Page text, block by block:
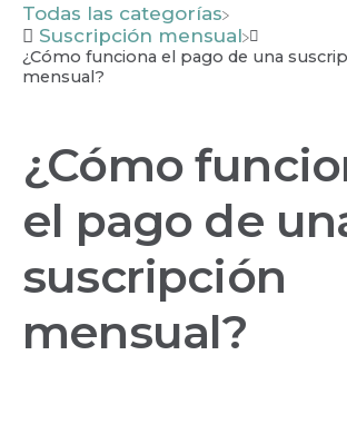
Todas las categorías
​Suscripción mensual
¿Cómo funciona el pago de una
mensual?
¿Cómo
el pago de
suscripción
mensual?